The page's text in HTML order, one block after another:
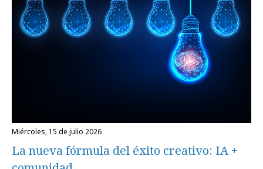
miércoles, 15 de julio 2026
La nueva fórmula del éxito creativo: IA +